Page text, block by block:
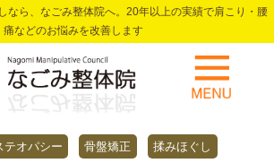
なら、なごみ整体院へ。20年以上の実績で肩こり・腰
痛などのお悩みを改善します
テオパシー 骨盤矯正 揉みほぐし